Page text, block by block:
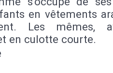
en vêtements
Les mêmes,
en culotte courte.